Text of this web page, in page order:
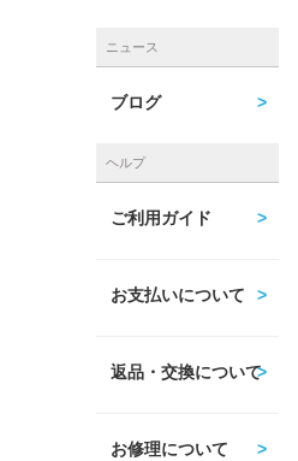
ニュース
ブログ
ヘルプ
ご利用ガイド
お支払いについて
返品・交換について
お修理について